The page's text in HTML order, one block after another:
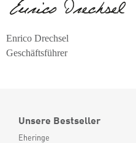
Enrico Drechsel
Geschäftsführer
Unsere Bestseller
Eheringe